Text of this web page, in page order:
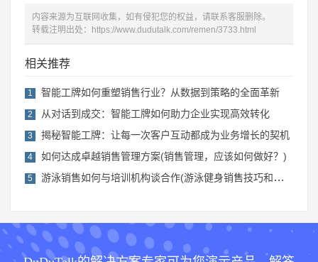
内容来源为互联网收集，如有侵犯您的权益，请联系客服删除。
转载注明出处：
https://www.dudutalk.com/remen/3733.html
相关推荐
1 智能工牌如何重塑销售行业？从数据到策略的全面革新
2 从对话到成交：智能工牌如何助力企业实现高效转化
3 揭秘智能工牌：让每一次客户互动都成为业务增长的契机
4 如何达成卓越销售管理方案(销售管理，应该如何做好？)
5 游泳销售如何与培训机构谈合作(游泳健身销售技巧和话术)